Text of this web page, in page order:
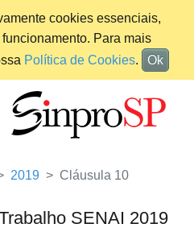
cookies essenciais,
Para mais
Política de Cookies. Ok
2019 Cláusula 10
SENAI 2019